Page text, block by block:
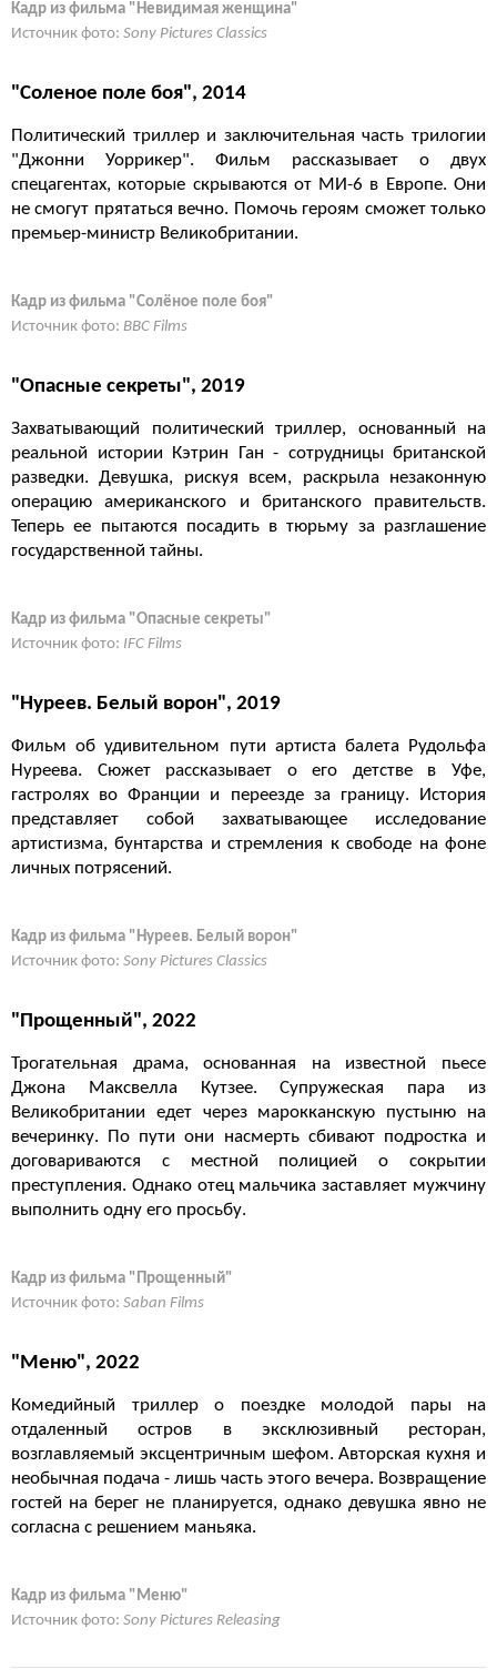
Кадр из фильма "Невидимая женщина"
Источник фото: Sony Pictures Classics
"Соленое поле боя", 2014
Политический триллер и заключительная часть трилогии
"Джонни Уоррикер". Фильм рассказывает о двух
спецагентах, которые скрываются от МИ-6 в Европе. Они
не смогут прятаться вечно. Помочь героям сможет только
премьер-министр Великобритании.
Кадр из фильма "Солёное поле боя"
Источник фото: BBC Films
"Опасные секреты", 2019
Захватывающий политический триллер, основанный на
реальной истории Кэтрин Ган - сотрудницы британской
разведки. Девушка, рискуя всем, раскрыла незаконную
операцию американского и британского правительств.
Теперь ее пытаются посадить в тюрьму за разглашение
государственной тайны.
Кадр из фильма "Опасные секреты"
Источник фото: IFC Films
"Нуреев. Белый ворон", 2019
Фильм об удивительном пути артиста балета Рудольфа
Нуреева. Сюжет рассказывает о его детстве в Уфе,
гастролях во Франции и переезде за границу. История
представляет собой захватывающее исследование
артистизма, бунтарства и стремления к свободе на фоне
личных потрясений.
Кадр из фильма "Нуреев. Белый ворон"
Источник фото: Sony Pictures Classics
"Прощенный", 2022
Трогательная драма, основанная на известной пьесе
Джона Максвелла Кутзее. Супружеская пара из
Великобритании едет через марокканскую пустыню на
вечеринку. По пути они насмерть сбивают подростка и
договариваются с местной полицией о сокрытии
преступления. Однако отец мальчика заставляет мужчину
выполнить одну его просьбу.
Кадр из фильма "Прощенный"
Источник фото: Saban Films
"Меню", 2022
Комедийный триллер о поездке молодой пары на
отдаленный остров в эксклюзивный ресторан,
возглавляемый эксцентричным шефом. Авторская кухня и
необычная подача - лишь часть этого вечера. Возвращение
гостей на берег не планируется, однако девушка явно не
согласна с решением маньяка.
Кадр из фильма "Меню"
Источник фото: Sony Pictures Releasing